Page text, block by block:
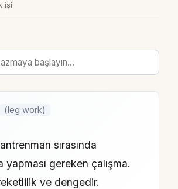
işi
(leg work)
sırasında
yapması gereken çalışma.
ve dengedir.